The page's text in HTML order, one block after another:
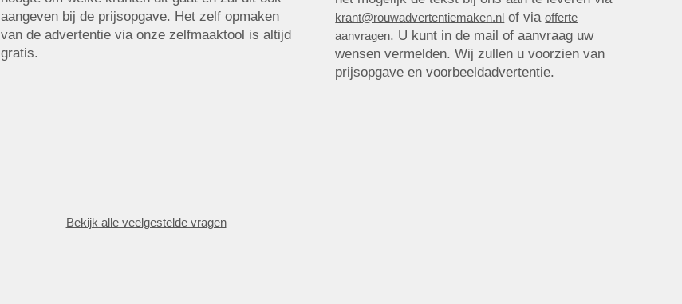
aangeven bij de prijsopgave. Het zelf opmaken
van de advertentie via onze zelfmaaktool is altijd
gratis.
krant@rouwadvertentiemaken.nl of viaofferte
aanvragen. U kunt in de mail of aanvraag uw
wensen vermelden. Wij zullen u voorzien van
prijsopgave en voorbeeldadvertentie.
Bekijk alle veelgestelde vragen